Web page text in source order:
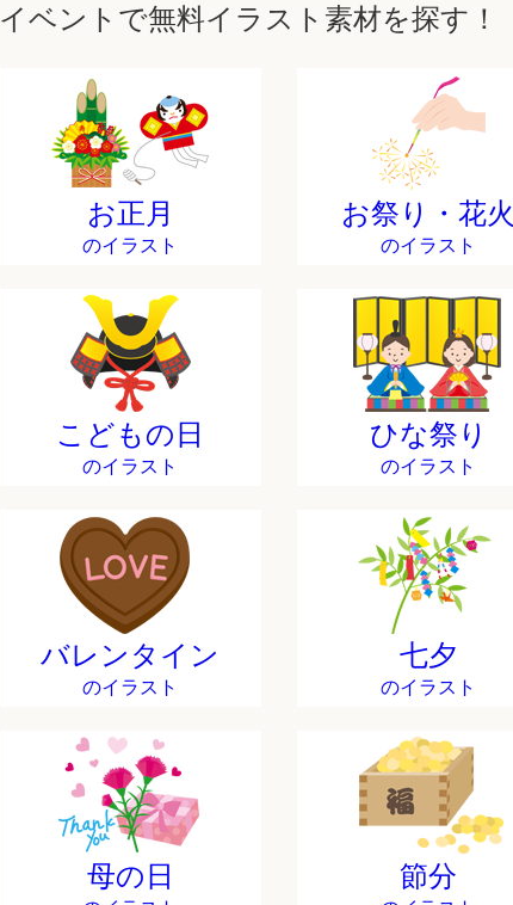
イベントで無料イラスト素材を探す！
お正月
のイラスト
お祭り・花火
のイラスト
こどもの日
のイラスト
ひな祭り
のイラスト
バレンタイン
のイラスト
七夕
のイラスト
母の日 節分